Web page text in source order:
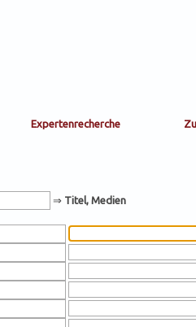
⇒ Titel, Medien